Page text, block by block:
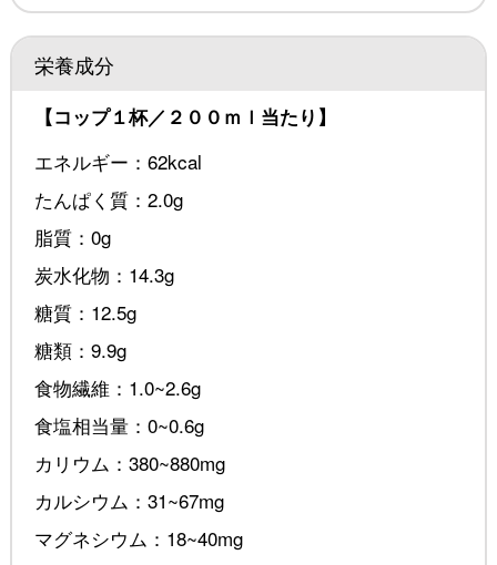
栄養成分
【コップ１杯／２００ｍｌ当たり】
エネルギー：62kcal
たんぱく質：2.0g
脂質：0g
炭水化物：14.3g
糖質：12.5g
糖類：9.9g
食物繊維：1.0~2.6g
食塩相当量：0~0.6g
カリウム：380~880mg
カルシウム：31~67mg
マグネシウム：18~40mg